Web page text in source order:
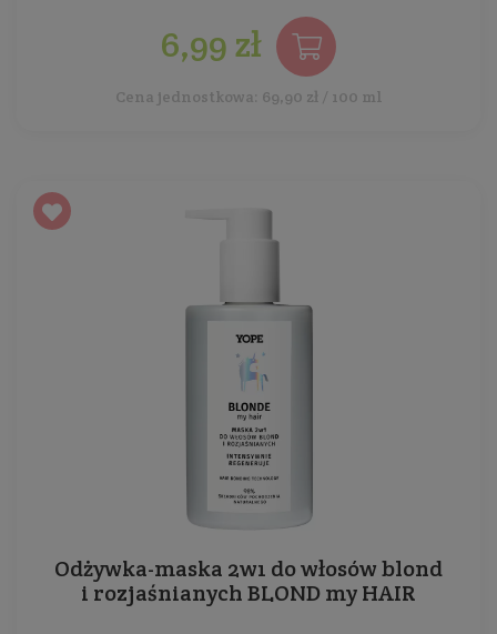
6,99 zł
Cena jednostkowa: 69,90 zł / 100 ml
Odżywka-maska 2w1 do włosów blond
i rozjaśnianych BLOND my HAIR